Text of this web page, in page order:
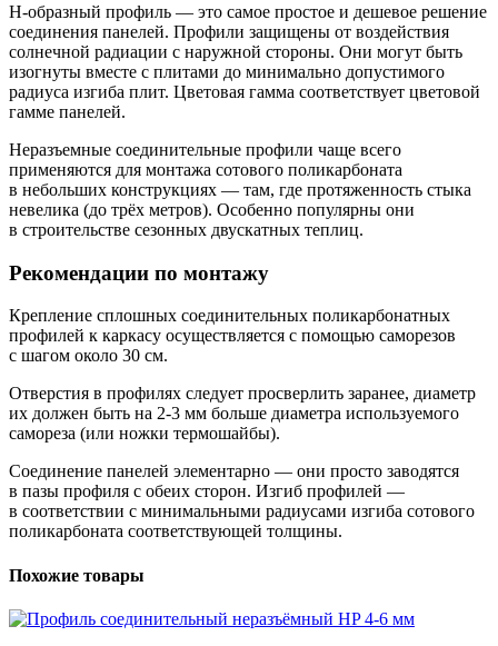
Н-образный профиль — это самое простое и дешевое решение
соединения панелей. Профили защищены от воздействия
солнечной радиации с наружной стороны. Они могут быть
изогнуты вместе с плитами до минимально допустимого
радиуса изгиба плит. Цветовая гамма соответствует цветовой
гамме панелей.
Неразъемные соединительные профили чаще всего
применяются для монтажа сотового поликарбоната
в небольших конструкциях — там, где протяженность стыка
невелика (до трёх метров). Особенно популярны они
в строительстве сезонных двускатных теплиц.
Рекомендации по монтажу
Крепление сплошных соединительных поликарбонатных
профилей к каркасу осуществляется с помощью саморезов
с шагом около 30 см.
Отверстия в профилях следует просверлить заранее, диаметр
их должен быть на 2-3 мм больше диаметра используемого
самореза (или ножки термошайбы).
Соединение панелей элементарно — они просто заводятся
в пазы профиля с обеих сторон. Изгиб профилей —
в соответствии с минимальными радиусами изгиба сотового
поликарбоната соответствующей толщины.
Похожие товары